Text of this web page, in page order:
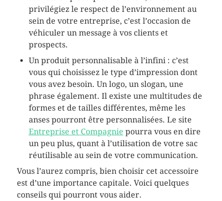
privilégiez le respect de l’environnement au
sein de votre entreprise, c’est l’occasion de
véhiculer un message à vos clients et
prospects.
Un produit personnalisable à l’infini : c’est
vous qui choisissez le type d’impression dont
vous avez besoin. Un logo, un slogan, une
phrase également. Il existe une multitudes de
formes et de tailles différentes, même les
anses pourront être personnalisées. Le site
Entreprise et Compagnie pourra vous en dire
un peu plus, quant à l’utilisation de votre sac
réutilisable au sein de votre communication.
Vous l’aurez compris, bien choisir cet accessoire
est d’une importance capitale. Voici quelques
conseils qui pourront vous aider.